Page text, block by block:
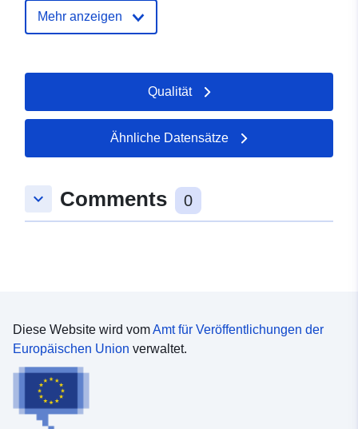
Verzeichnis der
Aktualisiert auf data.europa.eu:
04 August 2026
Koordinaten:
[ [ 9.2076118,
49.1701798 ], [ 9.2102995,
49.1620443 ], [ 9.2076118,
49.1620443 ], [ 9.2076118,
uriRef:
Mehr anzeigen
Qualität
Ähnliche Datensätze
keyboard_arrow_down Comments 0
Diese Website wird vomAmt für Veröffentlichungen der
Europäischen Union verwaltet.